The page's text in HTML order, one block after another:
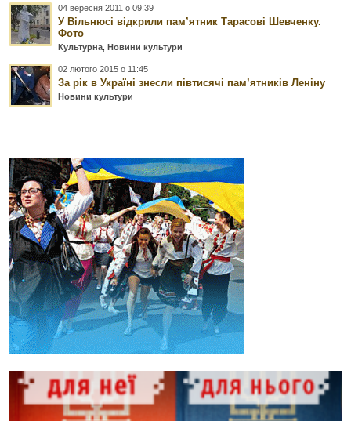
04 вересня 2011 о 09:39
У Вільнюсі відкрили пам’ятник Тарасові Шевченку.
Фото
Культурна ,Новини культури
02 лютого 2015 о 11:45
За рік в Україні знесли півтисячі пам’ятників Леніну
Новини культури